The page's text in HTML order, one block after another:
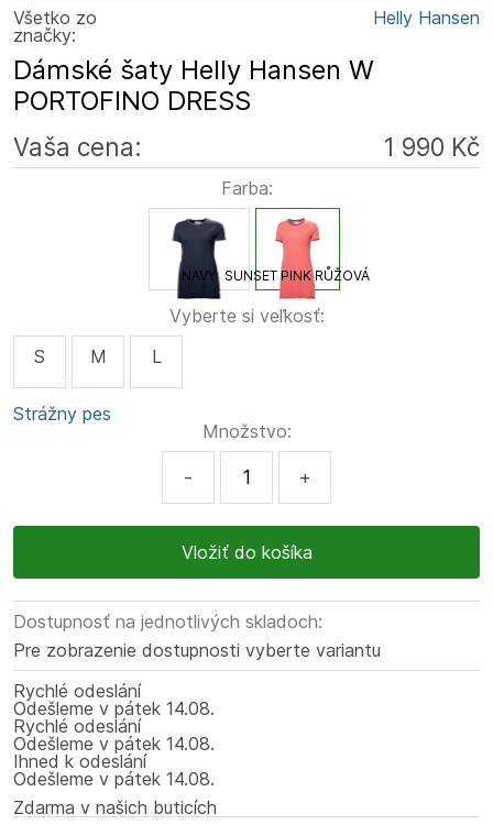
Všetko zo
značky:
Helly Hansen
Dámské šaty Helly Hansen W
PORTOFINO DRESS
Vaša cena: 1 990 Kč
Farba:
NAVY SUNSET PINK RŮŽOVÁ
Vyberte si veľkosť:
S
M L
Strážny pes
Množstvo:
- +
Dostupnosť na jednotlivých skladoch:
Pre zobrazenie dostupnosti vyberte variantu
Rychlé odeslání
Odešleme v pátek 14.08.
Rychlé odeslání
Odešleme v pátek 14.08.
Ihned k odeslání
Odešleme v pátek 14.08.
Zdarma v našich buticích